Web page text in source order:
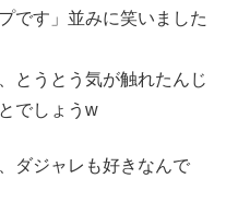
です」並みに笑いました
とうとう気が触れたんじ
でしょうw
ダジャレも好きなんで